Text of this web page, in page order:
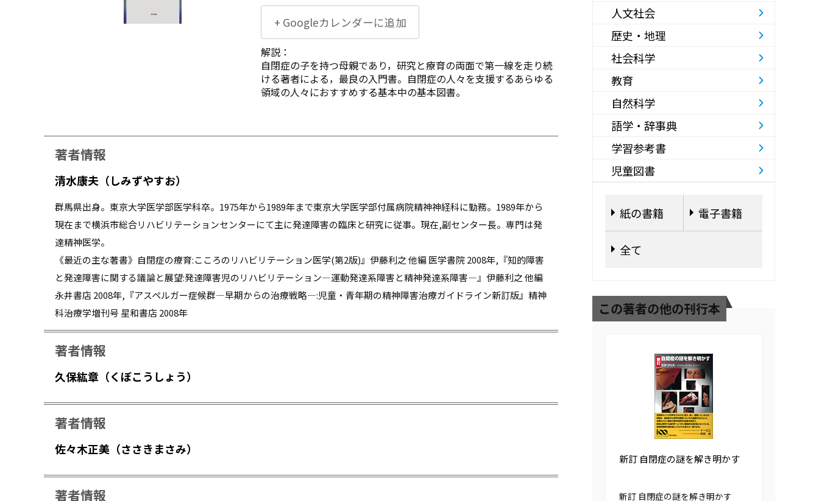
+ Googleカレンダーに追加
解説：
自閉症の子を持つ母親であり，研究と療育の両面で第一線を走り続
ける著者による，最良の入門書。自閉症の人々を支援するあらゆる
領域の人々におすすめする基本中の基本図書。
著者情報
清水康夫（しみずやすお）
群馬県出身。東京大学医学部医学科卒。1975年から1989年まで東京大学医学部付属病院精神神経科に勤務。1989年から
現在まで横浜市総合リハビリテーションセンターにて主に発達障害の臨床と研究に従事。現在,副センター長。専門は発
達精神医学。
《最近の主な著書》自閉症の療育:こころのリハビリテーション医学(第2版)』伊藤利之 他編 医学書院 2008年,『知的障害
と発達障害に関する議論と展望:発達障害児のリハビリテーション―運動発達系障害と精神発達系障害―』伊藤利之 他編
永井書店 2008年,『アスペルガー症候群―早期からの治療戦略―:児童・青年期の精神障害治療ガイドライン新訂版』精神
科治療学増刊号 星和書店 2008年
著者情報
久保紘章（くぼこうしょう）
著者情報
佐々木正美（ささきまさみ）
著者情報
人文社会
歴史・地理
社会科学
教育
自然科学
語学・辞事典
学習参考書
児童図書
紙の書籍 電子書籍
全て
この著者の他の刊行本
新訂 自閉症の謎を解き明かす
新訂 自閉症の謎を解き明かす